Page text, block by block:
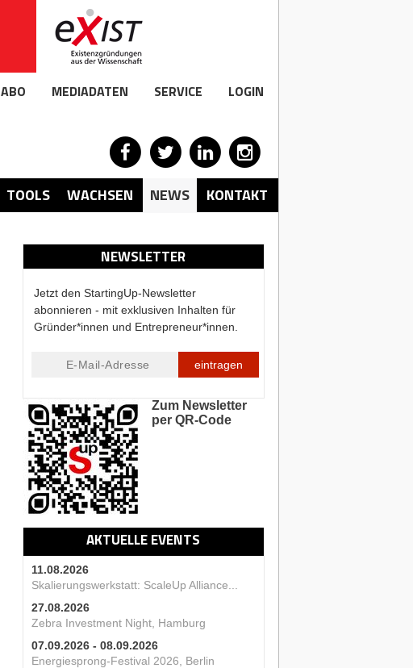
ABO MEDIADATEN SERVICE LOGIN
TOOLS WACHSEN NEWS KONTAKT
NEWSLETTER
Jetzt den StartingUp-Newsletter
abonnieren - mit exklusiven Inhalten für
Gründer*innen und Entrepreneur*innen.
eintragen
Zum Newsletter
per QR-Code
AKTUELLE EVENTS
11.08.2026
Skalierungswerkstatt: ScaleUp Alliance...
27.08.2026
Zebra Investment Night, Hamburg
07.09.2026 - 08.09.2026
Energiesprong-Festival 2026, Berlin